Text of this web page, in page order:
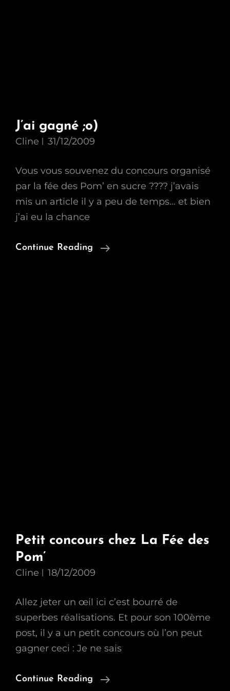
J’ai gagné ;o)
Cline 31/12/2009
Vous vous souvenez du concours organisé
par la fée des Pom’ en sucre ???? j’avais
mis un article il y a peu de temps… et bien
j’ai eu la chance
Continue Reading
J’ai
Petit concours chez La Fée des
Pom’
Cline 18/12/2009
Allez jeter un œil ici c’est bourré de
superbes réalisations. Et pour son 100ème
post, il y a un petit concours où l’on peut
gagner ceci : Je ne sais
Continue Reading
Petit